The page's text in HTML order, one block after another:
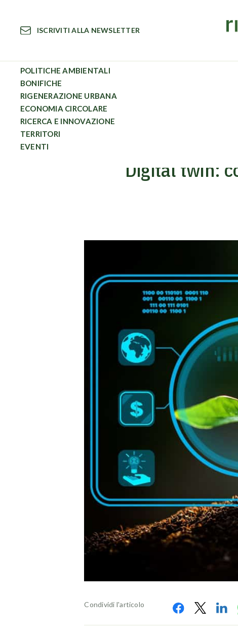
contenuto
ISCRIVITI ALLA NEWSLETTER
POLITICHE AMBIENTALI
BONIFICHE
RIGENERAZIONE URBANA
ECONOMIA CIRCOLARE
RICERCA E INNOVAZIONE
TERRITORI
EVENTI
Circular News Digital twin: cosa è e come può rendere
Digital twin:
Condividi l'articolo